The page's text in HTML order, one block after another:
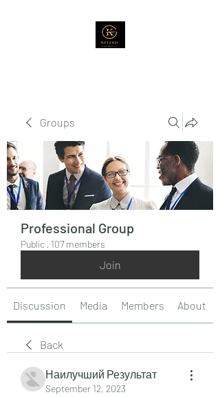
Groups
Professional Group
Public · 107 members
Join
Discussion Media Members About
Back
Наилучший Результат
September 12, 2023